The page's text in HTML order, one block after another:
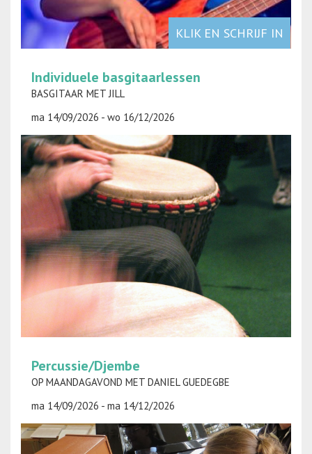
KLIK EN SCHRIJF IN
Individuele basgitaarlessen
BASGITAAR MET JILL
ma 14/09/2026 - wo 16/12/2026
Percussie/Djembe
OP MAANDAGAVOND MET DANIEL GUEDEGBE
ma 14/09/2026 - ma 14/12/2026